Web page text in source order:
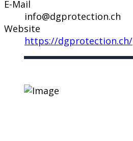
E-Mail
info@dgprotection.ch
Website
https://dgprotection.ch/